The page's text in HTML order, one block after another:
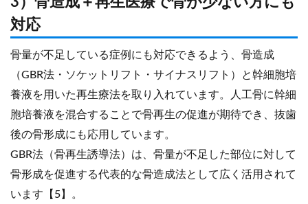
対応
骨量が不足している症例にも対応できるよう、骨造成
（GBR法・ソケットリフト・サイナスリフト）と幹細胞培
養液を用いた再生療法を取り入れています。人工骨に幹細
胞培養液を混合することで骨再生の促進が期待でき、抜歯
後の骨形成にも応用しています。
GBR法（骨再生誘導法）は、骨量が不足した部位に対して
骨形成を促進する代表的な骨造成法として広く活用されて
います【5】。